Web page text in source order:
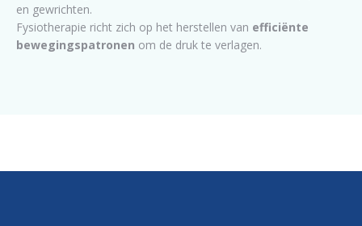
en gewrichten.
Fysiotherapie richt zich op het herstellen van efficiënte
bewegingspatronen om de druk te verlagen.